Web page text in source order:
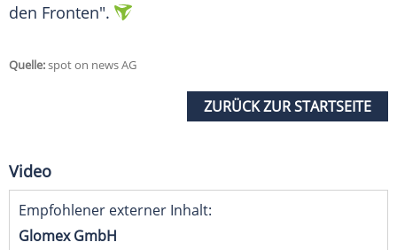
den Fronten".
Quelle:spot on news AG
ZURÜCK ZUR STARTSEITE
Video
Empfohlener externer Inhalt:
Glomex GmbH